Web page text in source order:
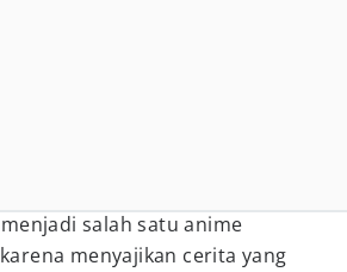
salah satu anime
menyajikan cerita yang